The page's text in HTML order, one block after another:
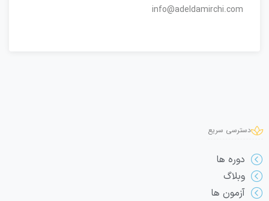
info@adeldamirchi.com
دسترسی سریع
دوره ها
وبلاگ
آزمون ها